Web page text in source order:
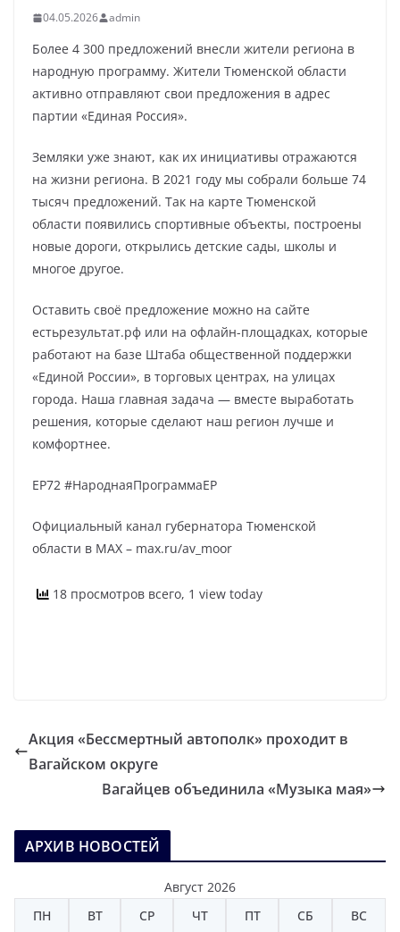
04.05.2026 admin
Более 4 300 предложений внесли жители региона в
народную программу. Жители Тюменской области
активно отправляют свои предложения в адрес
партии «Единая Россия».
Земляки уже знают, как их инициативы отражаются
на жизни региона. В 2021 году мы собрали больше 74
тысяч предложений. Так на карте Тюменской
области появились спортивные объекты, построены
новые дороги, открылись детские сады, школы и
многое другое.
Оставить своё предложение можно на сайте
естьрезультат.рф или на офлайн-площадках, которые
работают на базе Штаба общественной поддержки
«Единой России», в торговых центрах, на улицах
города. Наша главная задача — вместе выработать
решения, которые сделают наш регион лучше и
комфортнее.
ЕР72 #НароднаяПрограммаЕР
Официальный канал губернатора Тюменской
области в MAX – max.ru/av_moor
18 просмотров всего, 1 view today
Акция «Бессмертный автополк» проходит в
Вагайском округе
Вагайцев объединила «Музыка мая»
АРХИВ НОВОСТЕЙ
Август 2026
ПН
ВТ СР ЧТ ПТ СБ ВС